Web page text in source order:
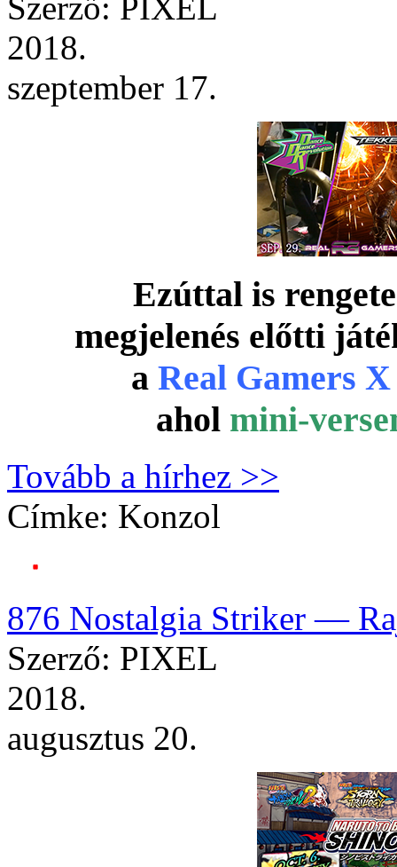
2018.
szeptember 17.
Ezúttal is
megjelenés előtti
a Real Gamers X
ahol mini-
Tovább a hírhez >>
Címke: Konzol
876 Nostalgia Striker —
Szerző: PIXEL
2018.
augusztus 20.